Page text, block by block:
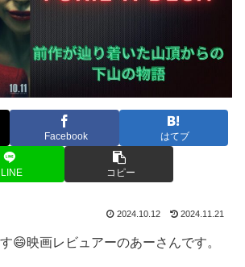
Facebook はてブ
LINE コピー
2024.10.12 2024.11.21
😄映画レビュアーのあーさんです。